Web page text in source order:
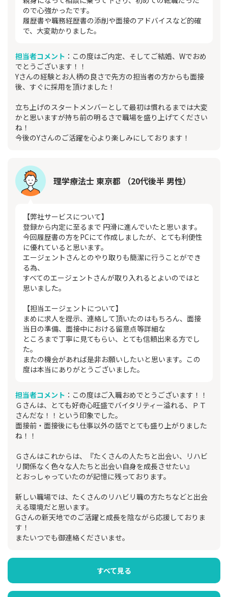
ので心強かったです。
履歴書や職務経歴書の添削や面接のアドバイスなど的確
で、大変助かりました。
担当者コメント ：この度はご内定、そしてご結婚、Wでおめ
でとうございます！！
Yさんの経験とお人柄の良さで先方の担当者の方からも面接
後、すぐに採用を頂けました！
立ち上げのスタートメンバーとして最初は慣れるまでは大変
かと思いますが持ち前の明るさで職場を盛り上げてください
ね！
今後のYさんのご活躍を心より楽しみにしております！
理学療法士 東京都 （20代後半 男性）
【弊社サービスについて】
登録から内定に至るまで 円滑に進んでいたと思います。
今回履歴書の方をPCにて作成しましたが、とても利便性
に優れていると思います。
エージェントさんとのやり取りも簡潔に行うことができ
る為、
すべてのエージェントさんが取り入れるとよいのではと
思いました。
【担当エージェントについて】
まめに求人を提示、連絡して頂いたのはもちろん、面接
当日の準備、面接中における留意点等詳細な
ところまで丁寧に見てもらい、とても信頼出来る方でし
た。
またの機会があれば是非お願いしたいと思います。この
度は本当にありがとうございました。
担当者コメント ：この度はご入職おめでとうございます！！
Ｇさんは、とても好奇心旺盛でバイタリティー溢れる、ＰＴ
さんだな！！という印象でした。
面接前・面接後にも仕事以外の話でとても盛り上がりました
ね！！
Ｇさんはこれからは、『たくさんの人たちと出会い、リハビ
リ関係なく色々な人たちと出会い自身を成長させたい』
とおっしゃっていたのが記憶に残っております。
新しい職場では、たくさんのリハビリ職の方たちなどと出会
える環境だと思います。
Gさんの新天地でのご活躍と成長を陰ながら応援しておりま
す！
またいつでも御連絡くださいませ。
すべて見る